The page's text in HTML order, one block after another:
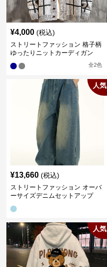
¥4,000 (税込)
ストリートファッション 格子柄
ゆったりニットカーディガン
全2色
人気
¥13,660 (税込)
ストリートファッション オーバ
ーサイズデニムセットアップ
人気